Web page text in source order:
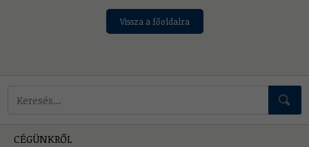
Vissza a főoldalra
Mire keressünk?
CÉGÜNKRŐL